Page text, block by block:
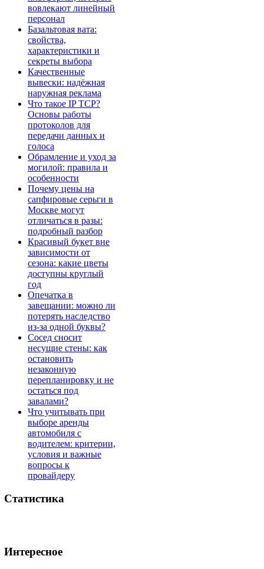
вовлекают линейный
персонал
Базальтовая вата:
свойства,
характеристики и
секреты выбора
Качественные
вывески: надёжная
наружная реклама
Что такое IP TCP?
Основы работы
протоколов для
передачи данных и
голоса
Обрамление и уход за
могилой: правила и
особенности
Почему цены на
сапфировые серьги в
Москве могут
отличаться в разы:
подробный разбор
Красивый букет вне
зависимости от
сезона: какие цветы
доступны круглый
год
Опечатка в
завещании: можно ли
потерять наследство
из-за одной буквы?
Сосед сносит
несущие стены: как
остановить
незаконную
перепланировку и не
остаться под
завалами?
Что учитывать при
выборе аренды
автомобиля с
водителем: критерии,
условия и важные
вопросы к
провайдеру
Статистика
Интересное